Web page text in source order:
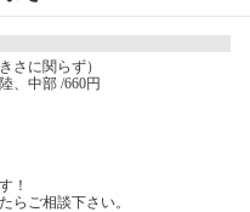
さに関らず）
、中部 /660円
！
らご相談下さい。